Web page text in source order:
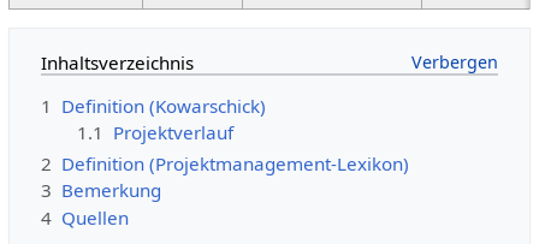
Inhaltsverzeichnis
1 Definition (Kowarschick)
1.1 Projektverlauf
2 Definition (Projektmanagement-Lexikon)
3 Bemerkung
4 Quellen